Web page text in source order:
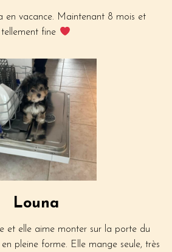
en vacance. Maintenant 8 mois et
tellement fine
Louna
et elle aime monter sur la porte du
en pleine forme. Elle mange seule, très